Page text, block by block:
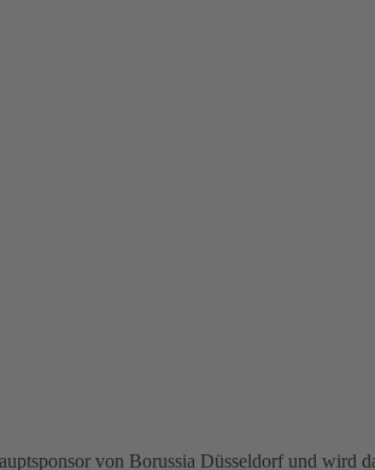
von Borussia Düsseldorf und wird